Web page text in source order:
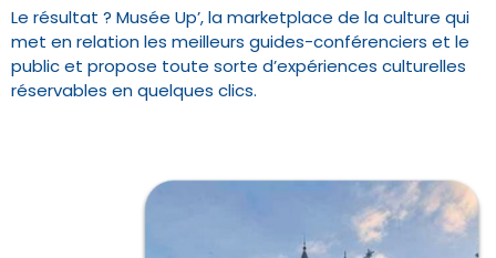
Le résultat ? Musée Up’, la marketplace de la culture qui
met en relation les meilleurs guides-conférenciers et le
public et propose toute sorte d’expériences culturelles
réservables en quelques clics.